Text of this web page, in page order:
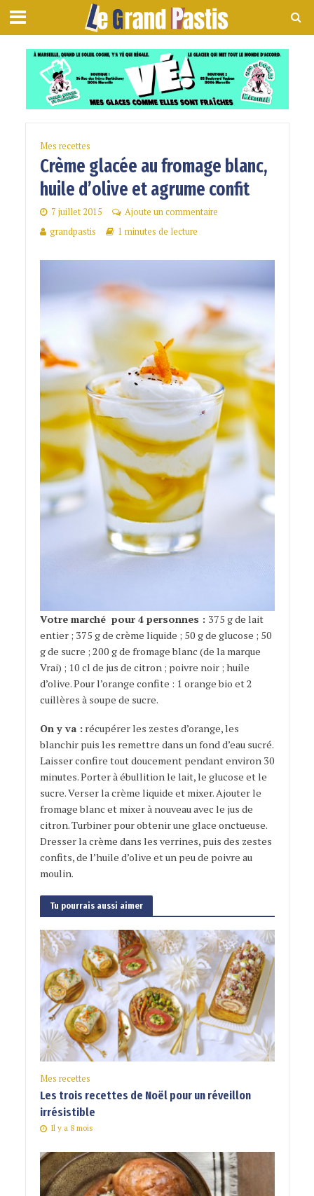
Mes recettes
Crème glacée au fromage blanc,
huile d’olive et agrume confit
7 juillet 2015
Ajoute un commentaire
grandpastis
1 minutes de lecture
Votre marché pour 4 personnes : 375 g de lait
entier ; 375 g de crème liquide ; 50 g de glucose ; 50
g de sucre ; 200 g de fromage blanc (de la marque
Vrai) ; 10 cl de jus de citron ; poivre noir ; huile
d’olive. Pour l’orange confite : 1 orange bio et 2
cuillères à soupe de sucre.
On y va : récupérer les zestes d’orange, les
blanchir puis les remettre dans un fond d’eau sucré.
Laisser confire tout doucement pendant environ 30
minutes. Porter à ébullition le lait, le glucose et le
sucre. Verser la crème liquide et mixer. Ajouter le
fromage blanc et mixer à nouveau avec le jus de
citron. Turbiner pour obtenir une glace onctueuse.
Dresser la crème dans les verrines, puis des zestes
confits, de l’huile d’olive et un peu de poivre au
moulin.
Tu pourrais aussi aimer
Mes recettes
Les trois recettes de Noël pour un réveillon
irrésistible
Il y a 8 mois